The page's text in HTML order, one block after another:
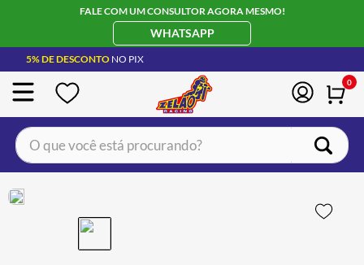
FALE COM UM CONSULTOR AGORA MESMO!
WHATSAPP
5% DE DESCONTO NO PIX
0
O que você está procurando?
BOTA